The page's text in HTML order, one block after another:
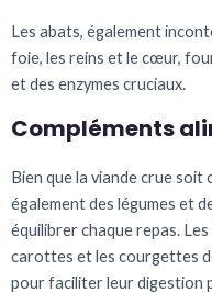
Les abats, également
foie, les reins et le cœur,
et des enzymes cruciaux.
Compléments
Bien que la viande crue
également des légumes et
équilibrer chaque repas.
carottes et les courgettes
pour faciliter leur digestion